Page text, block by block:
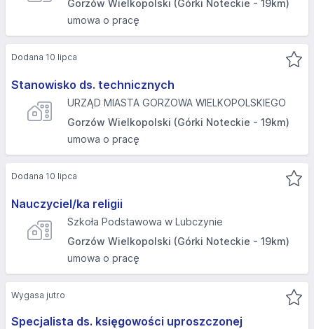
Gorzów Wielkopolski (Górki Noteckie - 19km)
umowa o pracę
Stanowisko ds. technicznych
URZĄD MIASTA GORZOWA WIELKOPOLSKIEGO
Gorzów Wielkopolski (Górki Noteckie - 19km)
umowa o pracę
Dodana 10 lipca
Nauczyciel/ka religii
Szkoła Podstawowa w Lubczynie
Gorzów Wielkopolski (Górki Noteckie - 19km)
umowa o pracę
Dodana 10 lipca
Specjalista ds. księgowości uproszczonej
Wygasa jutro